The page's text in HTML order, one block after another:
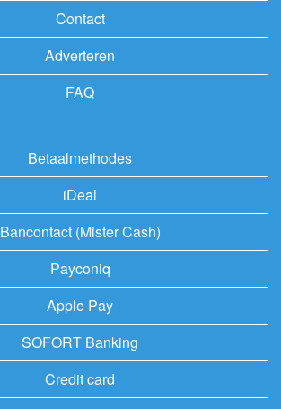
Contact
Adverteren
FAQ
Betaalmethodes
iDeal
Bancontact (Mister Cash)
Payconiq
Apple Pay
SOFORT Banking
Credit card